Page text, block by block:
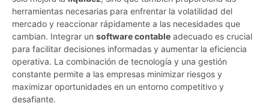
herramientas necesarias para enfrentar la volatilidad del
mercado y reaccionar rápidamente a las necesidades que
cambian. Integrar un software contable adecuado es crucial
para facilitar decisiones informadas y aumentar la eficiencia
operativa. La combinación de tecnología y una gestión
constante permite a las empresas minimizar riesgos y
maximizar oportunidades en un entorno competitivo y
desafiante.